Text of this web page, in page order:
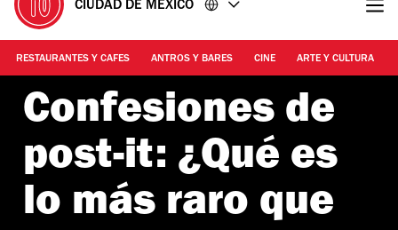
CIUDAD DE MÉXICO
RESTAURANTES Y CAFES ANTROS Y BARES CINE ARTE Y CULTURA
Confesiones de
post-it: ¿Qué es
lo más raro que